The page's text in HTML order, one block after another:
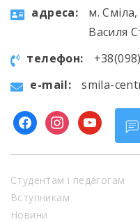
aдресa:
м.
Василя
телефон:
e-mail:
smila-
facebookinstagram
youtube
Студентам і педагогам
Вступникам
Новини